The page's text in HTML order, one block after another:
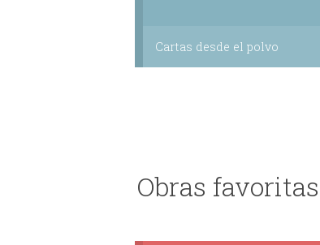
Cartas desde el polvo
Obras